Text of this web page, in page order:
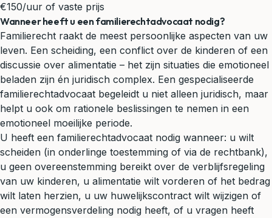
€150/uur of vaste prijs
Wanneer heeft u een familierechtadvocaat nodig?
Familierecht raakt de meest persoonlijke aspecten van uw
leven. Een scheiding, een conflict over de kinderen of een
discussie over alimentatie – het zijn situaties die emotioneel
beladen zijn én juridisch complex. Een gespecialiseerde
familierechtadvocaat begeleidt u niet alleen juridisch, maar
helpt u ook om rationele beslissingen te nemen in een
emotioneel moeilijke periode.
U heeft een familierechtadvocaat nodig wanneer: u wilt
scheiden (in onderlinge toestemming of via de rechtbank),
u geen overeenstemming bereikt over de verblijfsregeling
van uw kinderen, u alimentatie wilt vorderen of het bedrag
wilt laten herzien, u uw huwelijkscontract wilt wijzigen of
een vermogensverdeling nodig heeft, of u vragen heeft